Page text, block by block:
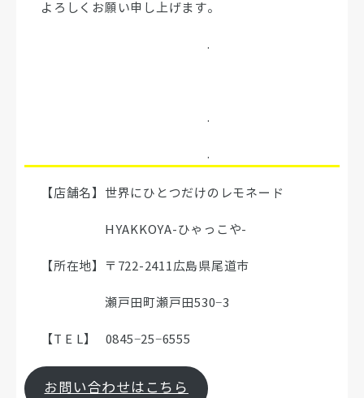
よろしくお願い申し上げます。
.
.
.
【店舗名】世界にひとつだけのレモネード
HYAKKOYA-ひゃっこや-
【所在地】〒722-2411広島県尾道市
瀬戸田町瀬戸田530−3
【T E L】 0845−25−6555
お問い合わせはこちら